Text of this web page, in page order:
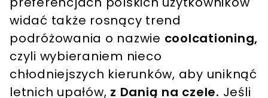
widać także rosnący trend
podróżowania o nazwie coolcationing,
czyli wybieraniem nieco
chłodniejszych kierunków, aby uniknąć
letnich upałów, z Danią na czele. Jeśli